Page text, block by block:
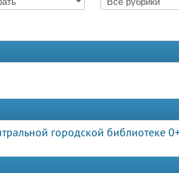
городской библиотеке